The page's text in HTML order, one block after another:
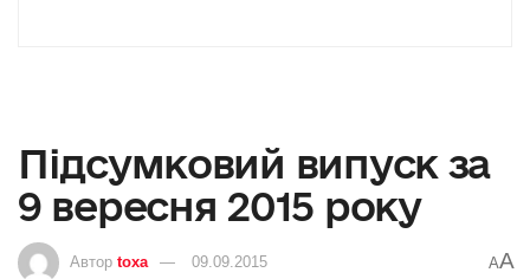
Підсумковий випуск за
9 вересня 2015 року
Автор toxa 09.09.2015 AA